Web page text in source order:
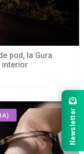
pod, la Gura
interior
Newsletter